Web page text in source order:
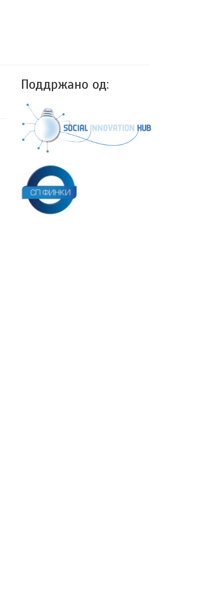
Поддржано од: